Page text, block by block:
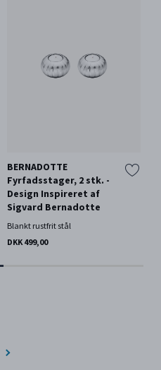
BERNADOTTE
Fyrfadsstager, 2 stk. -
Design Inspireret af
Sigvard Bernadotte
Blankt rustfrit stål
DKK 499,00